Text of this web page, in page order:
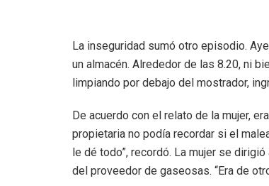
La inseguridad sumó otro episodio.
un almacén. Alrededor de las 8.20, ni
limpiando por debajo del mostrador,
De acuerdo con el relato de la mujer,
propietaria no podía recordar si el
le dé todo”, recordó. La mujer se
del proveedor de gaseosas. “Era de